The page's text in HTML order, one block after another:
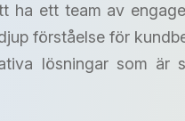
ha ett team av
förståelse för
lösningar som